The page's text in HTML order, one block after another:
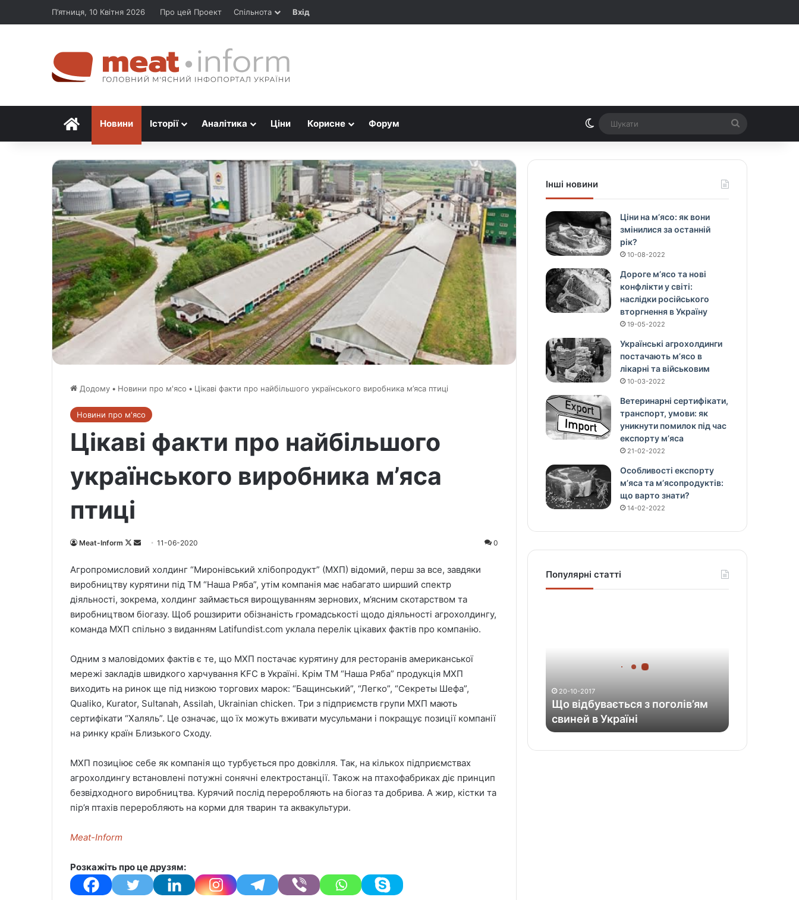
П’ятниця, 10 Квітня 2026 Про цей Проект Спільнота Вхід
ГоловнаНовини Історії Аналітика Ціни Корисне Форум Switch skin
Додому • Новини про м'ясо • Цікаві факти про найбільшого українського виробника м’яса птиці
Новини про м'ясо
Цікаві факти про найбільшого
українського виробника м’яса
птиці
Meat-Inform
F
l
l
o
w
o
X
n
d
a
n
e
a
l
11-06-2020 0
Агропромисловий холдинг “Миронівський хлібопродукт” (МХП) відомий, перш за все, завдяки
виробництву курятини під ТМ “Наша Ряба”, утім компанія має набагато ширший спектр
діяльності, зокрема, холдинг займається вирощуванням зернових, м’ясним скотарством та
виробництвом біогазу. Щоб рошзирити обізнаність громадськості щодо діяльності агрохолдингу,
команда МХП спільно з виданням Latifundist.com уклала перелік цікавих фактів про компанію.
Одним з маловідомих фактів є те, що МХП постачає курятину для ресторанів американської
мережі закладів швидкого харчування KFC в Україні. Крім ТМ “Наша Ряба” продукція МХП
виходить на ринок ще під низкою торгових марок: “Бащинський”, “Легко”, “Секреты Шефа”,
Qualiko, Kurator, Sultanah, Assilah, Ukrainian chicken. Три з підприємств групи МХП мають
сертифікати “Халяль”. Це означає, що їх можуть вживати мусульмани і покращує позиції компанії
на ринку країн Близького Сходу.
МХП позиціює себе як компанія що турбується про довкілля. Так, на кількох підприємствах
агрохолдингу встановлені потужні сонячні електростанції. Також на птахофабриках діє принцип
безвідходного виробництва. Курячий послід переробляють на біогаз та добрива. А жир, кістки та
пір’я птахів переробляють на корми для тварин та аквакультури.
Meat-Inform
Розкажіть про це друзям:
Інші новини
Ціни на м’ясо: як вони
змінилися за останній
рік?
10-08-2022
Дороге м’ясо та нові
конфлікти у світі:
наслідки російського
вторгнення в Україну
19-05-2022
Українські агрохолдинги
постачають м’ясо в
лікарні та військовим
10-03-2022
Ветеринарні сертифікати,
транспорт, умови: як
уникнути помилок під час
експорту м’яса
21-02-2022
Особливості експорту
м’яса та м’ясопродуктів:
що варто знати?
14-02-2022
Популярні статті
т
20-10-2017
Що відбувається з поголів’ям
свиней в Україні